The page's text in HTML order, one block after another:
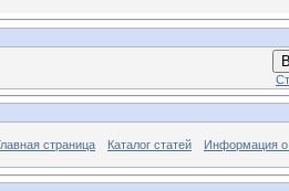
страница Каталог статей Информация о